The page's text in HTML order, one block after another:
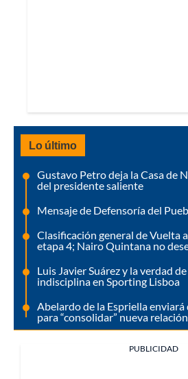
Lo último
Gustavo Petro deja la Casa de
del presidente saliente
Mensaje de Defensoría del
Clasificación general de Vuelta
etapa 4; Nairo Quintana no
Luis Javier Suárez y la verdad
indisciplina en Sporting Lisboa
Abelardo de la Espriella enviará
para “consolidar” nueva
PUBLICIDAD